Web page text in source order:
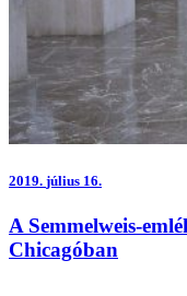
2019. július 16.
A Semmelweis-
Chicagóban